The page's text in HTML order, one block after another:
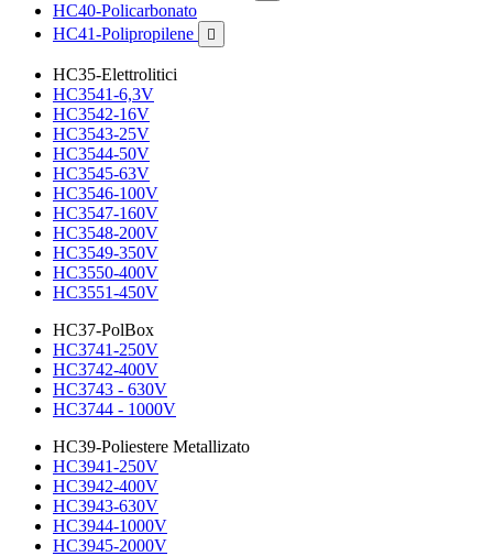
HC40-Policarbonato
HC41-Polipropilene

HC35-Elettrolitici
HC3541-6,3V
HC3542-16V
HC3543-25V
HC3544-50V
HC3545-63V
HC3546-100V
HC3547-160V
HC3548-200V
HC3549-350V
HC3550-400V
HC3551-450V
HC37-PolBox
HC3741-250V
HC3742-400V
HC3743 - 630V
HC3744 - 1000V
HC39-Poliestere Metallizato
HC3941-250V
HC3942-400V
HC3943-630V
HC3944-1000V
HC3945-2000V